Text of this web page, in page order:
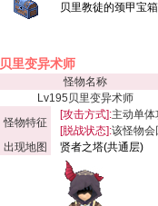
贝里教徒的颈甲宝
贝里变异术师
怪物名称
Lv195贝里变异术师
怪物特征
[攻击方式]:主动单体
[脱战状态]:该怪物会
出现地图
贤者之塔(共通层)